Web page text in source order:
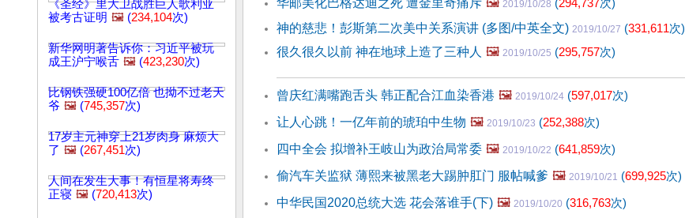
《圣经》里大卫战胜巨人歌利亚
被考古证明 🖼️ (234,104次)
新华网明著告诉你：习近平被玩
成王沪宁喉舌 🖼️ (423,230次)
比钢铁强硬100亿倍 也拗不过老天
爷 🖼️ (745,357次)
17岁主元神穿上21岁肉身 麻烦大
了 🖼️ (267,451次)
人间在发生大事！有恒星将寿终
正寝 🖼️ (720,413次)
华邮美化巴格达迪之死 遭金里奇痛斥 🖼️ 2019/10/28 (294,737次)
神的慈悲！彭斯第二次美中关系演讲 (多图/中英全文) 2019/10/27 (331,611次)
很久很久以前 神在地球上造了三种人 🖼️ 2019/10/25 (295,757次)
曾庆红满嘴跑舌头 韩正配合江血染香港 🖼️ 2019/10/24 (597,017次)
让人心跳！一亿年前的琥珀中生物 🖼️ 2019/10/23 (252,388次)
四中全会 拟增补王岐山为政治局常委 🖼️ 2019/10/22 (641,859次)
偷汽车关监狱 薄熙来被黑老大踢肿肛门 服帖喊爹 🖼️ 2019/10/21 (699,925次)
中华民国2020总统大选 花会落谁手(下) 🖼️ 2019/10/20 (316,763次)